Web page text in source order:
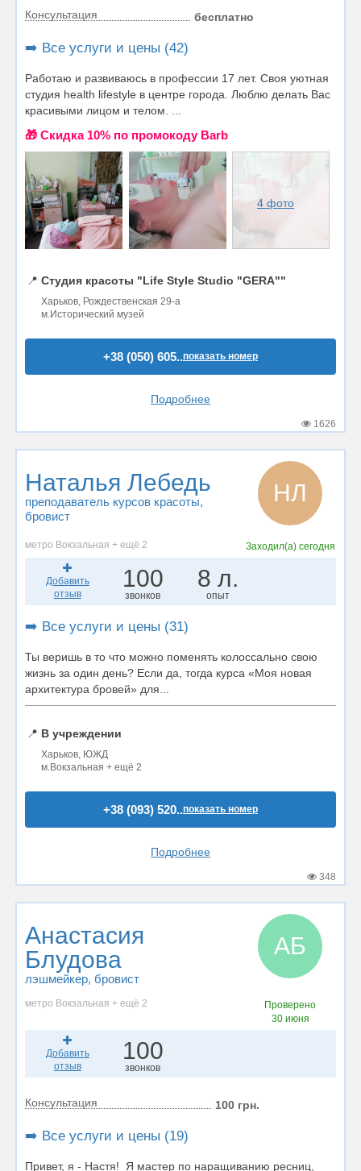
Консультация бесплатно
➡️ Все услуги и цены (42)
Работаю и развиваюсь в профессии 17 лет. Своя уютная
студия health lifestyle в центре города. Люблю делать Вас
красивыми лицом и телом. ...
🎁 Cкидка 10% по промокоду Barb
4 фото
📍 Студия красоты "Life Style Studio "GERA""
Харьков, Рождественская 29-а
м.Исторический музей
+38 (050) 605..показать номер
Подробнее
1626
Наталья Лебедь
преподаватель курсов красоты,
бровист
НЛ
метро Вокзальная + ещё 2 Заходил(а) сегодня
Добавить
отзыв
100
звонков
8 л.
опыт
➡️ Все услуги и цены (31)
Ты веришь в то что можно поменять колоссально свою
жизнь за один день? Если да, тогда курса «Моя новая
архитектура бровей» для...
📍 В учреждении
Харьков, ЮЖД
м.Вокзальная + ещё 2
+38 (093) 520..показать номер
Подробнее
348
Анастасия
Блудова
лэшмейкер, бровист
АБ
метро Вокзальная + ещё 2
Проверено
30 июня
Добавить
отзыв
100
звонков
Консультация 100 грн.
➡️ Все услуги и цены (19)
Привет, я - Настя! Я мастер по наращиванию ресниц,